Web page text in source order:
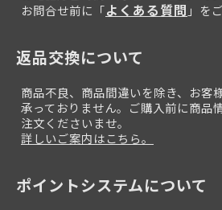
お問合せ前に「よくある質問 」を
返品交換について
商品不良、商品間違いを除き、お客
承っておりません。ご購入前に商品
注文くださいませ。
詳しいご案内はこちら。
ポイントシステムについて